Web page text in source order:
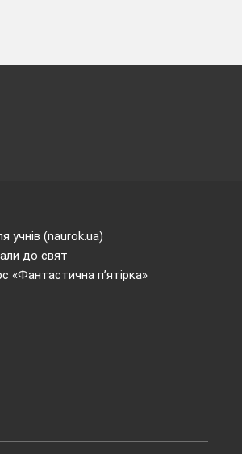
учнів (naurok.ua)
до свят
«Фантастична п’ятірка»